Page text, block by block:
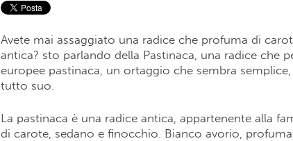
Avete mai assaggiato una radice che profuma di
antica? sto parlando della Pastinaca, una radice che
europee pastinaca, un ortaggio che sembra
tutto suo.
La pastinaca è una radice antica, appartenente alla
di carote, sedano e finocchio. Bianco avorio,